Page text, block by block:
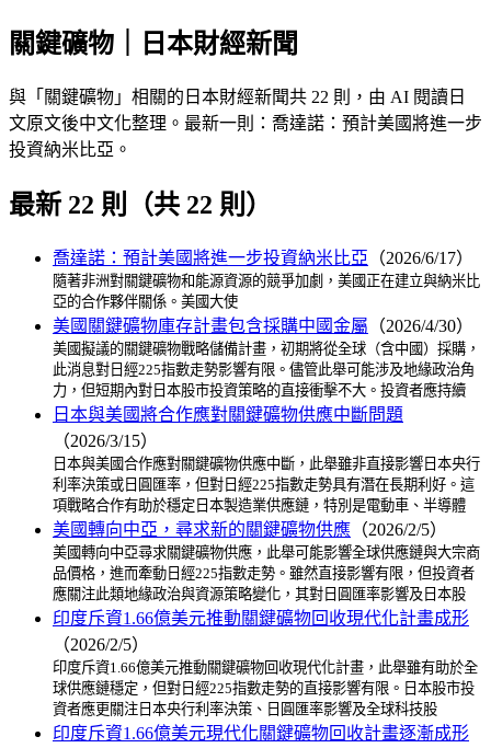
關鍵礦物｜日本財經新聞
與「關鍵礦物」相關的日本財經新聞共 22 則，由 AI 閱讀日
文原文後中文化整理。最新一則：喬達諾：預計美國將進一步
投資納米比亞。
最新 22 則（共 22 則）
喬達諾：預計美國將進一步投資納米比亞 （2026/6/17）
隨著非洲對關鍵礦物和能源資源的競爭加劇，美國正在建立與納米比
亞的合作夥伴關係。美國大使
美國關鍵礦物庫存計畫包含採購中國金屬 （2026/4/30）
美國擬議的關鍵礦物戰略儲備計畫，初期將從全球（含中國）採購，
此消息對日經225指數走勢影響有限。儘管此舉可能涉及地緣政治角
力，但短期內對日本股市投資策略的直接衝擊不大。投資者應持續
日本與美國將合作應對關鍵礦物供應中斷問題
（2026/3/15）
日本與美國合作應對關鍵礦物供應中斷，此舉雖非直接影響日本央行
利率決策或日圓匯率，但對日經225指數走勢具有潛在長期利好。這
項戰略合作有助於穩定日本製造業供應鏈，特別是電動車、半導體
美國轉向中亞，尋求新的關鍵礦物供應 （2026/2/5）
美國轉向中亞尋求關鍵礦物供應，此舉可能影響全球供應鏈與大宗商
品價格，進而牽動日經225指數走勢。雖然直接影響有限，但投資者
應關注此類地緣政治與資源策略變化，其對日圓匯率影響及日本股
印度斥資1.66億美元推動關鍵礦物回收現代化計畫成形
（2026/2/5）
印度斥資1.66億美元推動關鍵礦物回收現代化計畫，此舉雖有助於全
球供應鏈穩定，但對日經225指數走勢的直接影響有限。日本股市投
資者應更關注日本央行利率決策、日圓匯率影響及全球科技股
印度斥資1.66億美元現代化關鍵礦物回收計畫逐漸成形